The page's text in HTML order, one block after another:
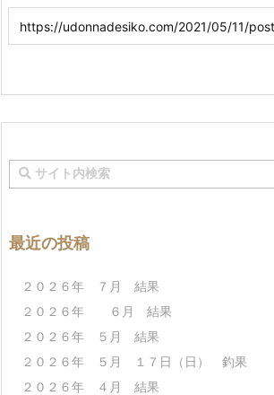
最近の投稿
２０２６年 ７月 結果
２０２６年 ６月 結果
２０２６年 ５月 結果
２０２６年 ５月 １７日（日） 釣果
２０２６年 ４月 結果